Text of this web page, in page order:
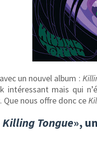
un nouvel album :
intéressant mais qui
. Que nous offre donc ce
Killing Tongue»,